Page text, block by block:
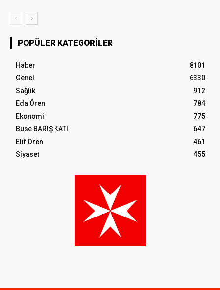
POPÜLER KATEGORILER
Haber
8101
Genel
6330
Sağlık
912
Eda Ören
784
Ekonomi
775
Buse BARIŞ KATI
647
Elif Ören
461
Siyaset
455